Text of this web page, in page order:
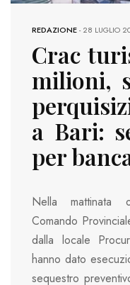
REDAZIONE-28 LUGLIO
Crac
milioni,
a Bari:
per
Nella mattinata
Comando
dalla locale
hanno dato
sequestro